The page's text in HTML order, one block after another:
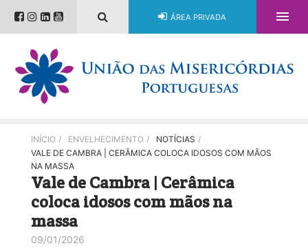
ÁREA PRIVADA 
INÍCIO / ENVELHECIMENTO / NOTÍCIAS /
VALE DE CAMBRA | CERÂMICA COLOCA IDOSOS COM MÃOS
NA MASSA
Vale de Cambra | Cerâmica
coloca idosos com mãos na
massa
09/01/2026